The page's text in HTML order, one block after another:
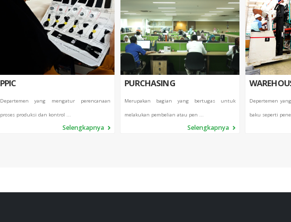
PPIC
Departemen yang mengatur perencanaan
proses produksi dan kontrol ...
Selengkapnya
PURCHASING
Merupakan bagian yang bertugas untuk
melakukan pembelian atau pen ...
Selengkapnya
Depertemen
baku seperti